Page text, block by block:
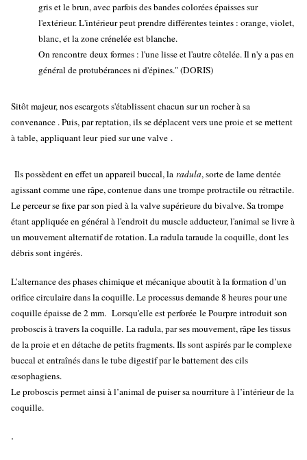
gris et le brun, avec parfois des bandes colorées épaisses sur
l'extérieur. L'intérieur peut prendre différentes teintes : orange, violet,
blanc, et la zone crénelée est blanche.
On rencontre deux formes : l'une lisse et l'autre côtelée. Il n'y a pas en
général de protubérances ni d'épines." (DORIS)
Sitôt majeur, nos escargots s'établissent chacun sur un rocher à sa
convenance . Puis, par reptation, ils se déplacent vers une proie et se mettent
à table, appliquant leur pied sur une valve .
Ils possèdent en effet un appareil buccal, la radula, sorte de lame dentée
agissant comme une râpe, contenue dans une trompe protractile ou rétractile.
Le perceur se fixe par son pied à la valve supérieure du bivalve. Sa trompe
étant appliquée en général à l'endroit du muscle adducteur, l'animal se livre à
un mouvement alternatif de rotation. La radula taraude la coquille, dont les
débris sont ingérés.
L’alternance des phases chimique et mécanique aboutit à la formation d’un
orifice circulaire dans la coquille. Le processus demande 8 heures pour une
coquille épaisse de 2 mm. Lorsqu'elle est perforée le Pourpre introduit son
proboscis à travers la coquille. La radula, par ses mouvement, râpe les tissus
de la proie et en détache de petits fragments. Ils sont aspirés par le complexe
buccal et entraînés dans le tube digestif par le battement des cils
œsophagiens.
Le proboscis permet ainsi à l’animal de puiser sa nourriture à l’intérieur de la
coquille.
.